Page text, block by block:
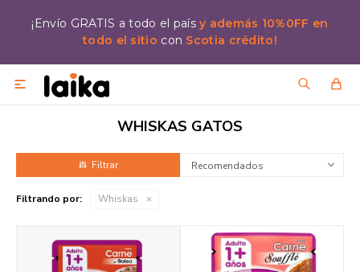
¡Envío GRATIS a todo el paísy además 10%0FF en
todo el sitio con Scotia crédito!

WHISKAS GATOS
Recomendados
Filtrando por: Whiskas